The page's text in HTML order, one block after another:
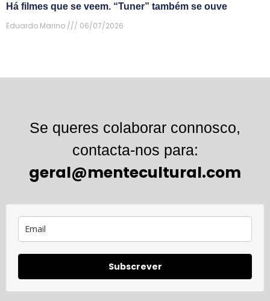
Há filmes que se veem. “Tuner” também se ouve
Eduardo Marino
06/07/2026
Se queres colaborar connosco,
contacta-nos para:
geral@mentecultural.com
Subscrever